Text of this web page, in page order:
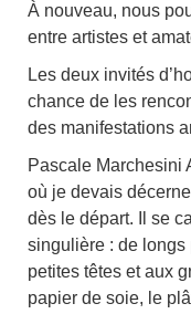
À nouveau, nous
entre artistes et
Les deux invités
chance de les
des manifestations
Pascale Marchesini
où je devais
dès le départ. Il se
singulière : de longs
petites têtes et aux
papier de soie, le